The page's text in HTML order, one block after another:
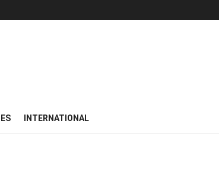
INTERNATIONAL